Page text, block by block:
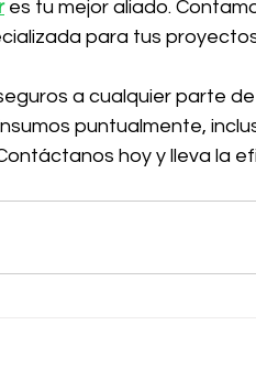
es tu mejor aliado.
para tus
a cualquier parte
puntualmente,
hoy y lleva la